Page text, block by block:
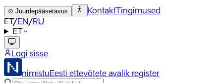
⊙ Juurdepääsetavus KontaktTingimused
ET/EN/RU
ET
Logi sisse
nimistuEesti ettevõtete avalik register